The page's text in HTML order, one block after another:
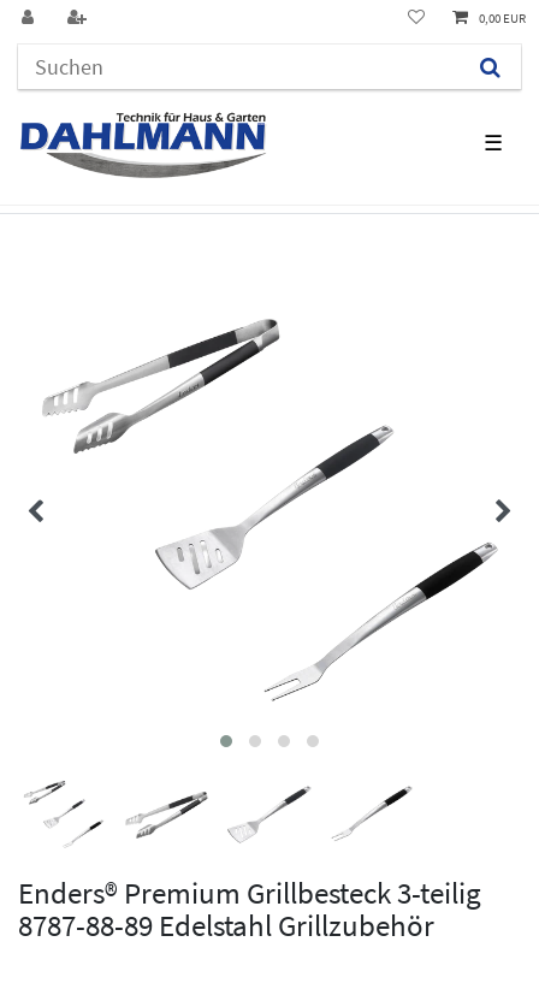
☰
0,00 EUR
Enders® Premium Grillbesteck 3-teilig
8787-88-89 Edelstahl Grillzubehör